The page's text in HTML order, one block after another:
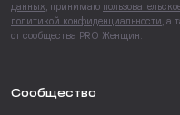
данных , принимаю
политикой конфиденциальности , а
от сообщества PRO Женщин.
Сообщество